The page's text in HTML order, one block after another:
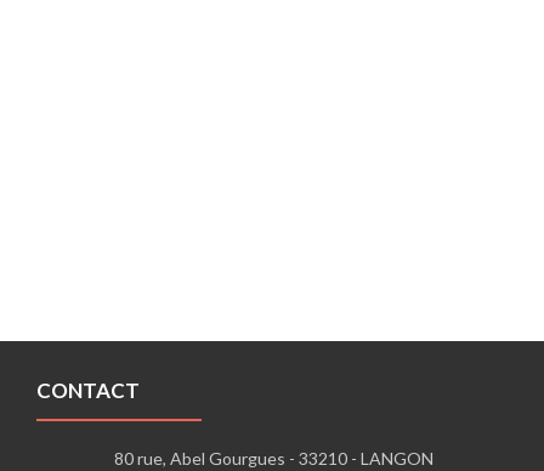
CONTACT
80 rue, Abel Gourgues - 33210 - LANGON